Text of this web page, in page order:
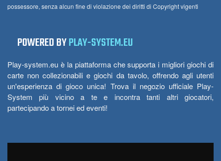
possessore, senza alcun fine di violazione dei diritti di Copyright vigenti
POWERED BYPLAY-SYSTEM.EU
Play-system.eu è la piattaforma che supporta i migliori giochi di
carte non collezionabili e giochi da tavolo, offrendo agli utenti
un'esperienza di gioco unica! Trova il negozio ufficiale Play-
System più vicino a te e incontra tanti altri giocatori,
partecipando a tornei ed eventi!